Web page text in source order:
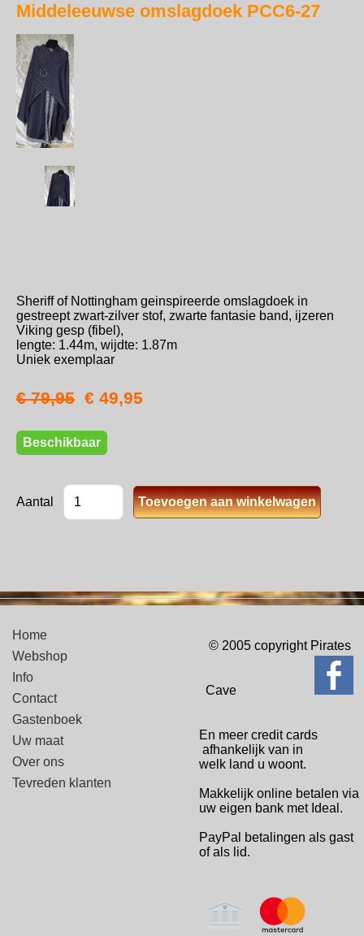
Middeleeuwse omslagdoek PCC6-27
Sheriff of Nottingham geinspireerde omslagdoek in
gestreept zwart-zilver stof, zwarte fantasie band, ijzeren
Viking gesp (fibel),
lengte: 1.44m, wijdte: 1.87m
Uniek exemplaar
€ 79,95 € 49,95
Beschikbaar
Aantal
Home
Webshop
Info
Contact
Gastenboek
Uw maat
Over ons
Tevreden klanten
© 2005 copyright Pirates
Cave
En meer credit cards
afhankelijk van in
welk land u woont.
Makkelijk online betalen via
uw eigen bank met Ideal.
PayPal betalingen als gast
of als lid.